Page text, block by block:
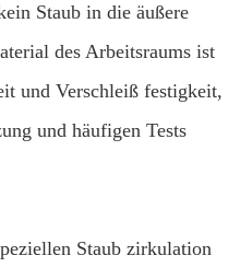
Staub in die äußere
des Arbeitsraums ist
und Verschleiß festigkeit,
und häufigen Tests
Staub zirkulation